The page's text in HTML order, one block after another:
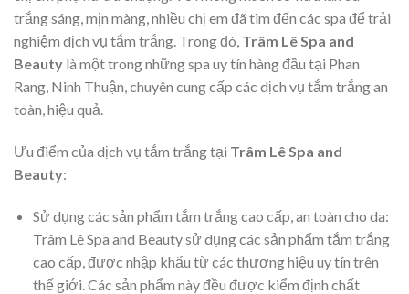
trắng sáng, mịn màng, nhiều chị em đã tìm đến các spa để trải
nghiệm dịch vụ tắm trắng. Trong đó, Trâm Lê Spa and
Beauty là một trong những spa uy tín hàng đầu tại Phan
Rang, Ninh Thuận, chuyên cung cấp các dịch vụ tắm trắng an
toàn, hiệu quả.
Ưu điểm của dịch vụ tắm trắng tại Trâm Lê Spa and
Beauty:
Sử dụng các sản phẩm tắm trắng cao cấp, an toàn cho da:
Trâm Lê Spa and Beauty sử dụng các sản phẩm tắm trắng
cao cấp, được nhập khẩu từ các thương hiệu uy tín trên
thế giới. Các sản phẩm này đều được kiểm định chất